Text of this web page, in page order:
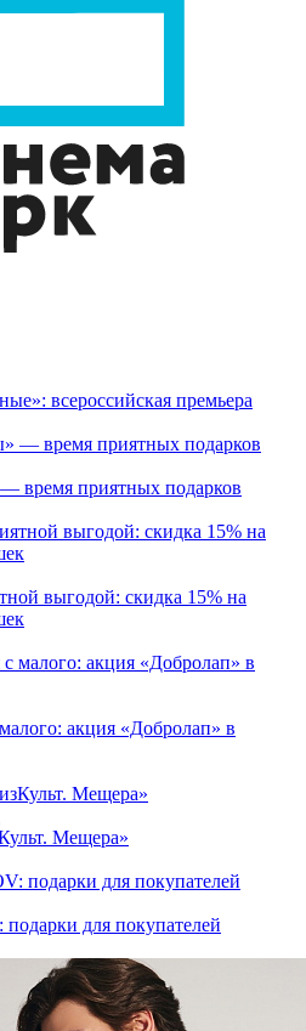
всероссийская премьера
время приятных подарков
выгодой: скидка 15% на
акция «Добролап» в
Мещера»
для покупателей